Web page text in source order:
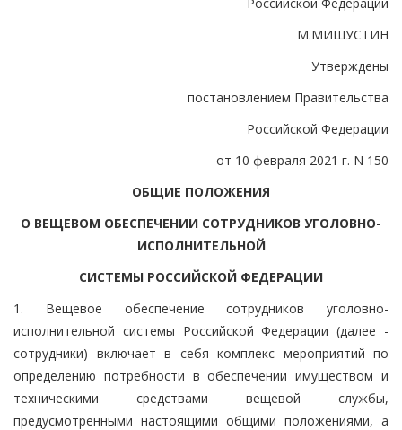
М.МИШУСТИН
Утверждены
постановлением Правительства
Российской Федерации
от 10 февраля 2021 г. N 150
ОБЩИЕ ПОЛОЖЕНИЯ
О ВЕЩЕВОМ ОБЕСПЕЧЕНИИ СОТРУДНИКОВ УГОЛОВНО-
ИСПОЛНИТЕЛЬНОЙ
СИСТЕМЫ РОССИЙСКОЙ ФЕДЕРАЦИИ
1. Вещевое обеспечение сотрудников уголовно-
исполнительной системы Российской Федерации (далее -
сотрудники) включает в себя комплекс мероприятий по
определению потребности в обеспечении имуществом и
техническими средствами вещевой службы,
предусмотренными настоящими общими положениями, а